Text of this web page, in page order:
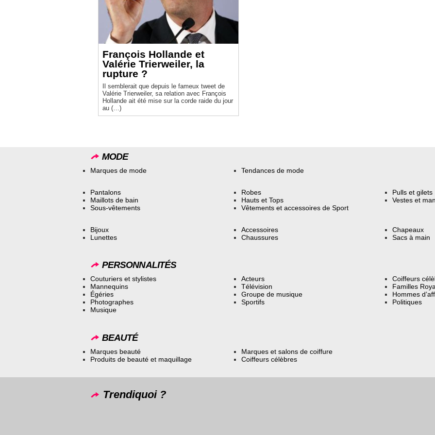
François Hollande et
Valérie Trierweiler, la
rupture ?
Il semblerait que depuis le fameux tweet de
Valérie Trierweiler, sa relation avec François
Hollande ait été mise sur la corde raide du jour
au (…)
MODE
Marques de mode Tendances de mode
Pantalons
Maillots de bain
Sous-vêtements
Robes
Hauts et Tops
Vêtements et accessoires de Sport
Pulls et gilets
Vestes et
Bijoux
Lunettes
Accessoires
Chaussures
Chapeaux
Sacs à main
PERSONNALITÉS
Couturiers et stylistes
Mannequins
Égéries
Photographes
Musique
Acteurs
Télévision
Groupe de musique
Sportifs
Coiffeurs
Familles
Hommes
Politiques
BEAUTÉ
Marques beauté
Produits de beauté et maquillage
Marques et salons de coiffure
Coiffeurs célèbres
Trendiquoi ?